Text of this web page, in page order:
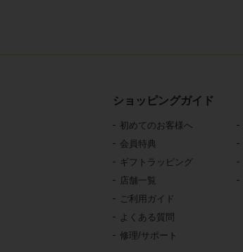
ショッピングガイド
初めてのお客様へ
会員特典
ギフトラッピング
店舗一覧
ご利用ガイド
よくある質問
修理/サポート